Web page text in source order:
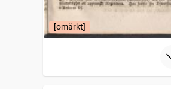
[omärkt]